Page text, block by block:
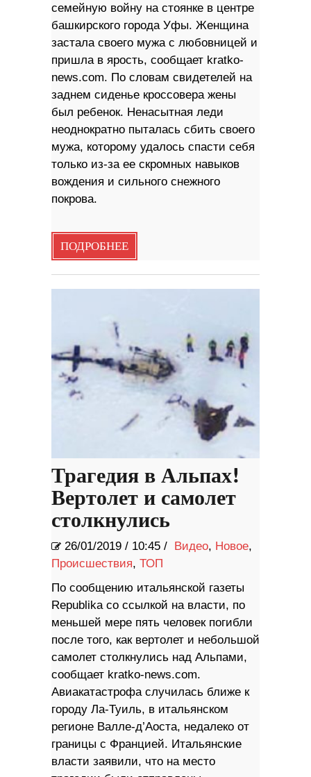
семейную войну на стоянке в центре
башкирского города Уфы. Женщина
застала своего мужа с любовницей и
пришла в ярость, сообщает kratko-
news.com. По словам свидетелей на
заднем сиденье кроссовера жены
был ребенок. Ненасытная леди
неоднократно пыталась сбить своего
мужа, которому удалось спасти себя
только из-за ее скромных навыков
вождения и сильного снежного
покрова.
ПОДРОБНЕЕ
Трагедия в Альпах!
Вертолет и самолет
столкнулись
26/01/2019 / 10:45 / Видео, Новое,
Происшествия, ТОП
По сообщению итальянской газеты
Republika со ссылкой на власти, по
меньшей мере пять человек погибли
после того, как вертолет и небольшой
самолет столкнулись над Альпами,
сообщает kratko-news.com.
Авиакатастрофа случилась ближе к
городу Ла-Туиль, в итальянском
регионе Валле-д’Аоста, недалеко от
границы с Францией. Итальянские
власти заявили, что на место